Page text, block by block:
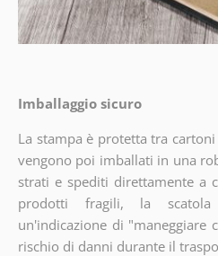
Imballaggio sicuro
La stampa è protetta tra
vengono poi imballati in una
strati e spediti direttamente a
prodotti fragili, la scatola
un'indicazione di "maneggiare
rischio di danni durante il